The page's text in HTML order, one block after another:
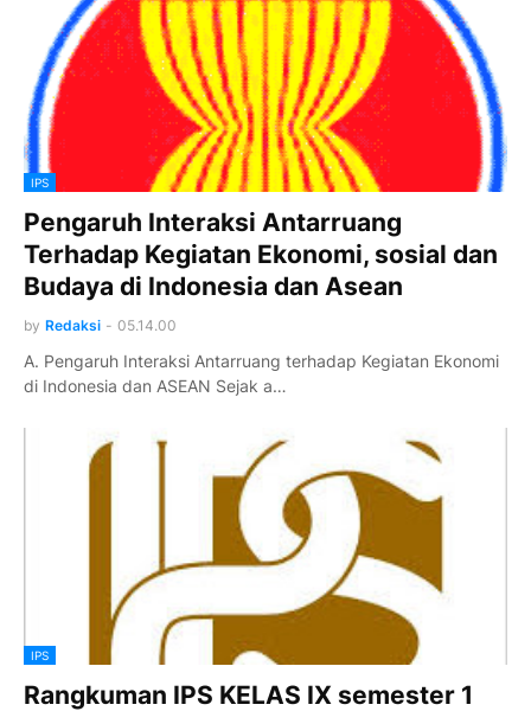
IPS
Pengaruh Interaksi Antarruang
Terhadap Kegiatan Ekonomi, sosial dan
Budaya di Indonesia dan Asean
by Redaksi - 05.14.00
A. Pengaruh Interaksi Antarruang terhadap Kegiatan Ekonomi
di Indonesia dan ASEAN Sejak a…
IPS
Rangkuman IPS KELAS IX semester 1